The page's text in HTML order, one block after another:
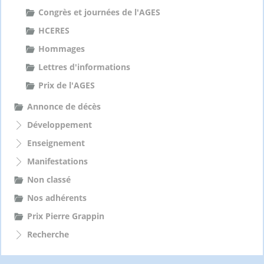
Congrès et journées de l'AGES
HCERES
Hommages
Lettres d'informations
Prix de l'AGES
Annonce de décès
Développement
Enseignement
Manifestations
Non classé
Nos adhérents
Prix Pierre Grappin
Recherche